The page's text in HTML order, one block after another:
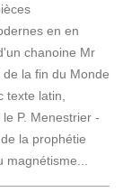
en en
chanoine Mr
la fin du Monde
texte latin,
P. Menestrier -
la prophétie